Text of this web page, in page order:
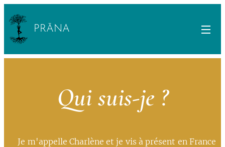
PRĀNA
Qui suis-je ?
Je m'appelle Charlène et je vis à présent en France